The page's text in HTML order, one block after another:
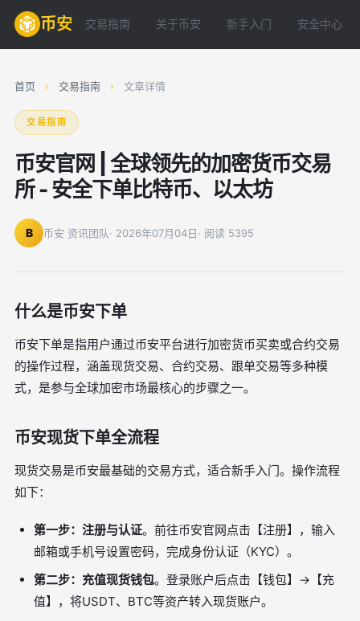
币安 交易指南 关于币安 新手入门 安全中心
首页 › 交易指南 › 文章详情
交易指南
币安官网 | 全球领先的加密货币交易
所 - 安全下单比特币、以太坊
B 币安 资讯团队· 2026年07月04日· 阅读 5395
什么是币安下单
币安下单是指用户通过币安平台进行加密货币买卖或合约交易
的操作过程，涵盖现货交易、合约交易、跟单交易等多种模
式，是参与全球加密市场最核心的步骤之一。
币安现货下单全流程
现货交易是币安最基础的交易方式，适合新手入门。操作流程
如下：
第一步：注册与认证。前往币安官网点击【注册】，输入
邮箱或手机号设置密码，完成身份认证（KYC）。
第二步：充值现货钱包。登录账户后点击【钱包】→【充
值】，将USDT、BTC等资产转入现货账户。